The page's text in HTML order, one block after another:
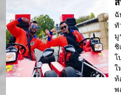
ฉั
ทั
มู
ชิ
โ
ใ
ท้
พ